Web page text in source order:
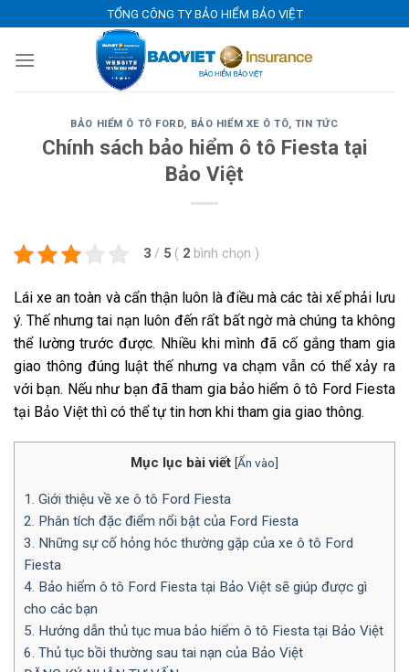
to
content
TỔNG CÔNG TY BẢO HIỂM BẢO VIỆT
BẢO HIỂM Ô TÔ FORD, BẢO HIỂM XE Ô TÔ, TIN TỨC
Chính sách bảo hiểm ô tô Fiesta tại
Bảo Việt
3 / 5 ( 2 bình chọn )
Lái xe an toàn và cẩn thận luôn là điều mà các tài xế phải lưu
ý. Thế nhưng tai nạn luôn đến rất bất ngờ mà chúng ta không
thể lường trước được. Nhiều khi mình đã cố gắng tham gia
giao thông đúng luật thế nhưng va chạm vẫn có thể xảy ra
với bạn. Nếu như bạn đã tham gia bảo hiểm ô tô Ford Fiesta
tại Bảo Việt thì có thể tự tin hơn khi tham gia giao thông.
Mục lục bài viết [Ẩn vào]
1. Giới thiệu về xe ô tô Ford Fiesta
2. Phân tích đặc điểm nổi bật của Ford Fiesta
3. Những sự cố hỏng hóc thường gặp của xe ô tô Ford
Fiesta
4. Bảo hiểm ô tô Ford Fiesta tại Bảo Việt sẽ giúp được gì
cho các bạn
5. Hướng dẫn thủ tục mua bảo hiểm ô tô Fiesta tại Bảo Việt
6. Thủ tục bồi thường sau tai nạn của Bảo Việt